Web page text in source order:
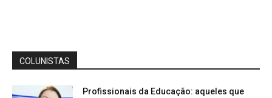
COLUNISTAS
Profissionais da Educação: aqueles que